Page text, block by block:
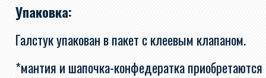
Упаковка:
Галстук упакован в пакет с клеевым клапаном.
*мантия и шапочка-конфедератка